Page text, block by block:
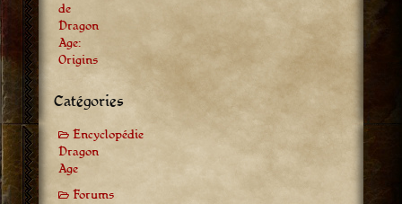
de
Dragon
Age:
Origins
Catégories
Encyclopédie
Dragon
Age
Forums